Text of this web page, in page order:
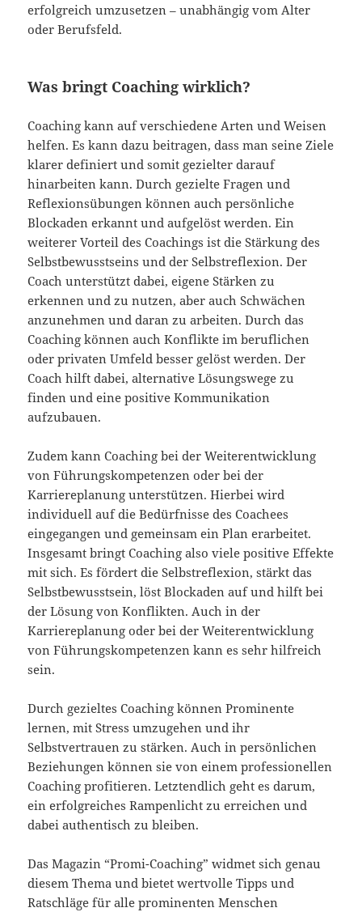
erfolgreich umzusetzen – unabhängig vom Alter
oder Berufsfeld.
Was bringt Coaching wirklich?
Coaching kann auf verschiedene Arten und Weisen
helfen. Es kann dazu beitragen, dass man seine Ziele
klarer definiert und somit gezielter darauf
hinarbeiten kann. Durch gezielte Fragen und
Reflexionsübungen können auch persönliche
Blockaden erkannt und aufgelöst werden. Ein
weiterer Vorteil des Coachings ist die Stärkung des
Selbstbewusstseins und der Selbstreflexion. Der
Coach unterstützt dabei, eigene Stärken zu
erkennen und zu nutzen, aber auch Schwächen
anzunehmen und daran zu arbeiten. Durch das
Coaching können auch Konflikte im beruflichen
oder privaten Umfeld besser gelöst werden. Der
Coach hilft dabei, alternative Lösungswege zu
finden und eine positive Kommunikation
aufzubauen.
Zudem kann Coaching bei der Weiterentwicklung
von Führungskompetenzen oder bei der
Karriereplanung unterstützen. Hierbei wird
individuell auf die Bedürfnisse des Coachees
eingegangen und gemeinsam ein Plan erarbeitet.
Insgesamt bringt Coaching also viele positive Effekte
mit sich. Es fördert die Selbstreflexion, stärkt das
Selbstbewusstsein, löst Blockaden auf und hilft bei
der Lösung von Konflikten. Auch in der
Karriereplanung oder bei der Weiterentwicklung
von Führungskompetenzen kann es sehr hilfreich
sein.
Durch gezieltes Coaching können Prominente
lernen, mit Stress umzugehen und ihr
Selbstvertrauen zu stärken. Auch in persönlichen
Beziehungen können sie von einem professionellen
Coaching profitieren. Letztendlich geht es darum,
ein erfolgreiches Rampenlicht zu erreichen und
dabei authentisch zu bleiben.
Das Magazin “Promi-Coaching” widmet sich genau
diesem Thema und bietet wertvolle Tipps und
Ratschläge für alle prominenten Menschen